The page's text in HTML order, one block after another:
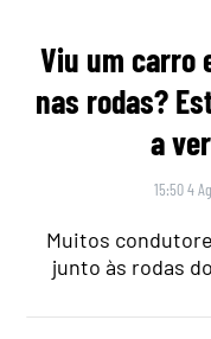
Viu um carro
nas rodas?
a
15:50 4
Muitos
junto às rodas